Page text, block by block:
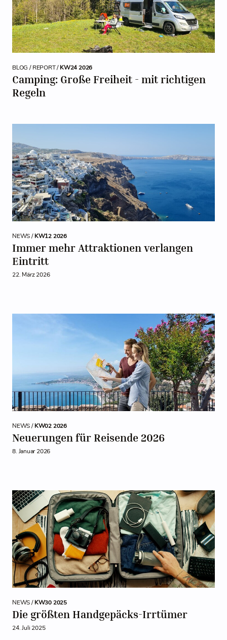
BLOG / REPORT /KW24 2026
Camping: Große Freiheit - mit richtigen
Regeln
NEWS /KW12 2026
Immer mehr Attraktionen verlangen
Eintritt
22. März 2026
NEWS /KW02 2026
Neuerungen für Reisende 2026
8. Januar 2026
NEWS /KW30 2025
Die größten Handgepäcks-Irrtümer
24. Juli 2025